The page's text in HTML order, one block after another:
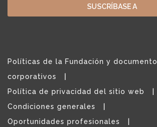
SUSCRÍBASE A
Políticas de la Fundación y
corporativos
Política de privacidad del sitio web
Condiciones generales
Oportunidades profesionales